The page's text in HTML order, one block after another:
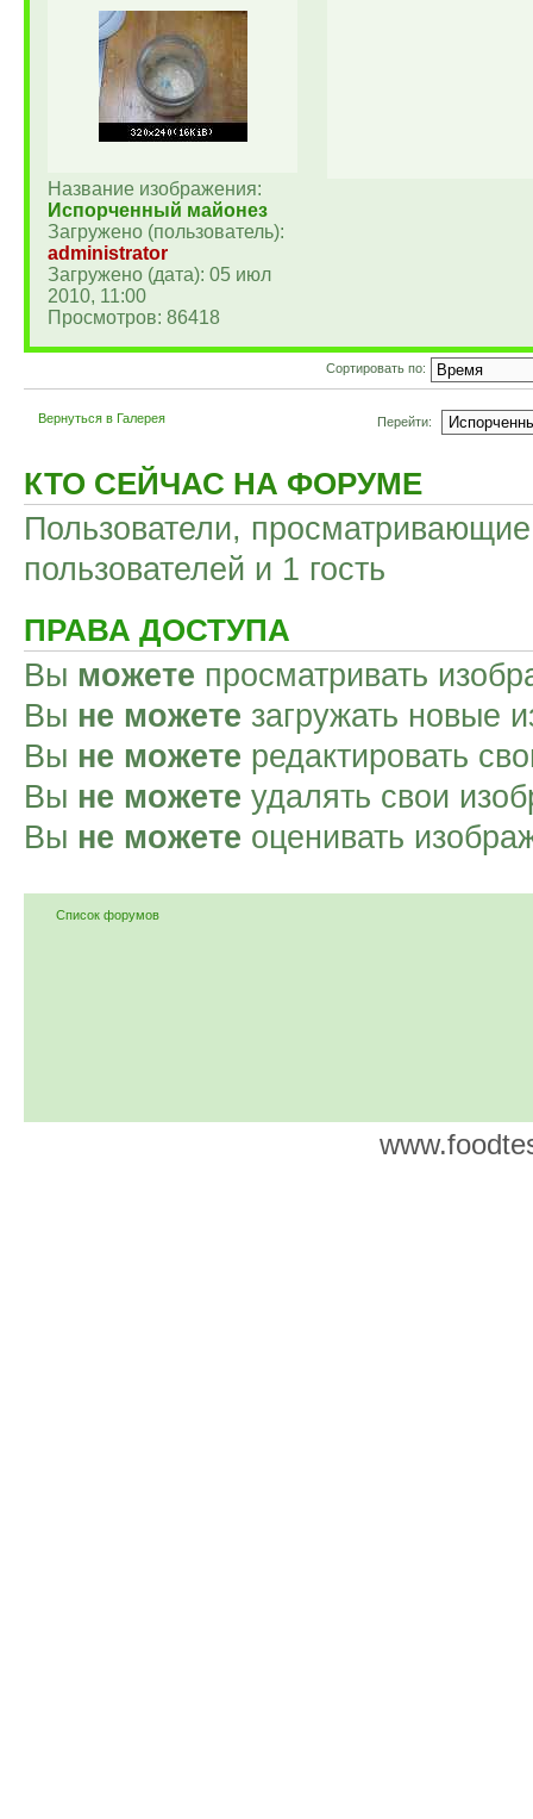
Название изображения:
Испорченный майонез
Загружено (пользователь):
administrator
Загружено (дата): 05 июл
2010, 11:00
Просмотров: 86418
Сортировать по:
Вернуться в Галерея Перейти:
КТО СЕЙЧАС НА ФОРУМЕ
Пользователи,
пользователей и 1 гость
ПРАВА ДОСТУПА
Вы можете просматривать
Вы не можете загружать новые
Вы не можете редактировать
Вы не можете удалять свои
Вы не можете оценивать
Список форумов